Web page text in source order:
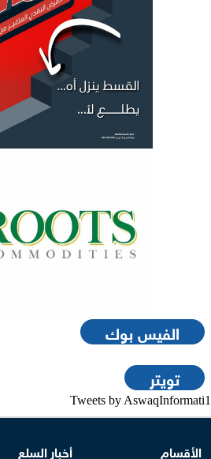
الفيس بوك
تويتر
Tweets by AswaqInformati1
الأقسام
أخبار السلع